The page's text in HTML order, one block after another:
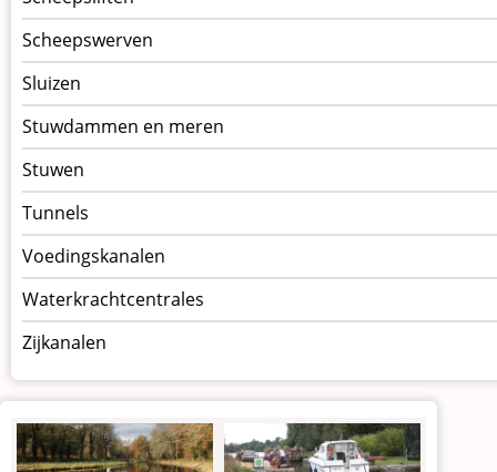
Scheepswerven
Sluizen
Stuwdammen en meren
Stuwen
Tunnels
Voedingskanalen
Waterkrachtcentrales
Zijkanalen